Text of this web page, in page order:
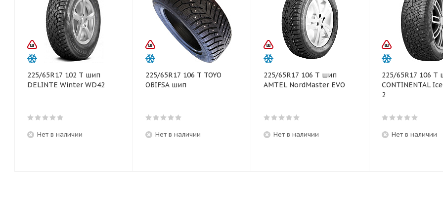
225/65R17 102 T шип
DELINTE Winter WD42
Нет в наличии
225/65R17 106 T TOYO
OBIFSA шип
Нет в наличии
225/65R17 106 T шип
AMTEL NordMaster EVO
Нет в наличии
225/65R17 106 T
CONTINENTAL
2
Нет в наличии